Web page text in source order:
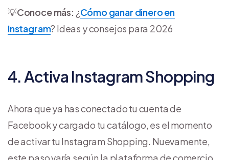
💡Conoce más: ¿Cómo ganar dinero en
Instagram? Ideas y consejos para 2026
4. Activa Instagram Shopping
Ahora que ya has conectado tu cuenta de
Facebook y cargado tu catálogo, es el momento
de activar tu Instagram Shopping. Nuevamente,